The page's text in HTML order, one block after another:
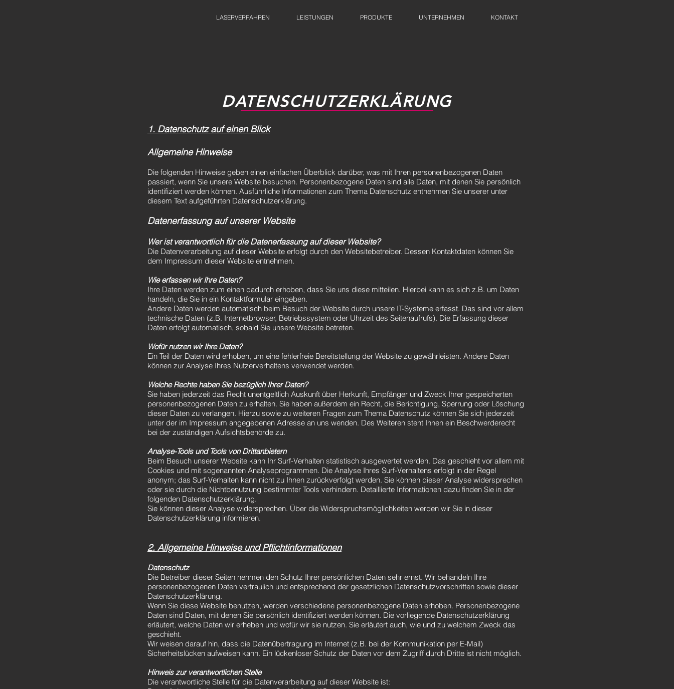
LASERVERFAHREN LEISTUNGEN PRODUKTE UNTERNEHMEN KONTAKT
DATENSCHUTZERKLÄRUNG
1. Datenschutz auf einen Blick
Allgemeine Hinweise
Die folgenden Hinweise geben einen einfachen Überblick darüber, was mit Ihren personenbezogenen Daten
passiert, wenn Sie unsere Website besuchen. Personenbezogene Daten sind alle Daten, mit denen Sie persönlich
identifiziert werden können. Ausführliche Informationen zum Thema Datenschutz entnehmen Sie unserer unter
diesem Text aufgeführten Datenschutzerklärung.
Datenerfassung auf unserer Website
Wer ist verantwortlich für die Datenerfassung auf dieser Website?
Die Datenverarbeitung auf dieser Website erfolgt durch den Websitebetreiber. Dessen Kontaktdaten können Sie
dem Impressum dieser Website entnehmen.
Wie erfassen wir Ihre Daten?
Ihre Daten werden zum einen dadurch erhoben, dass Sie uns diese mitteilen. Hierbei kann es sich z.B. um Daten
handeln, die Sie in ein Kontaktformular eingeben.
Andere Daten werden automatisch beim Besuch der Website durch unsere IT-Systeme erfasst. Das sind vor allem
technische Daten (z.B. Internetbrowser, Betriebssystem oder Uhrzeit des Seitenaufrufs). Die Erfassung dieser
Daten erfolgt automatisch, sobald Sie unsere Website betreten.
Wofür nutzen wir Ihre Daten?
Ein Teil der Daten wird erhoben, um eine fehlerfreie Bereitstellung der Website zu gewährleisten. Andere Daten
können zur Analyse Ihres Nutzerverhaltens verwendet werden.
Welche Rechte haben Sie bezüglich Ihrer Daten?
Sie haben jederzeit das Recht unentgeltlich Auskunft über Herkunft, Empfänger und Zweck Ihrer gespeicherten
personenbezogenen Daten zu erhalten. Sie haben außerdem ein Recht, die Berichtigung, Sperrung oder Löschung
dieser Daten zu verlangen. Hierzu sowie zu weiteren Fragen zum Thema Datenschutz können Sie sich jederzeit
unter der im Impressum angegebenen Adresse an uns wenden. Des Weiteren steht Ihnen ein Beschwerderecht
bei der zuständigen Aufsichtsbehörde zu.
Analyse-Tools und Tools von Drittanbietern
Beim Besuch unserer Website kann Ihr Surf-Verhalten statistisch ausgewertet werden. Das geschieht vor allem mit
Cookies und mit sogenannten Analyseprogrammen. Die Analyse Ihres Surf-Verhaltens erfolgt in der Regel
anonym; das Surf-Verhalten kann nicht zu Ihnen zurückverfolgt werden. Sie können dieser Analyse widersprechen
oder sie durch die Nichtbenutzung bestimmter Tools verhindern. Detaillierte Informationen dazu finden Sie in der
folgenden Datenschutzerklärung.
Sie können dieser Analyse widersprechen. Über die Widerspruchsmöglichkeiten werden wir Sie in dieser
Datenschutzerklärung informieren.
2. Allgemeine Hinweise und Pflichtinformationen
Datenschutz
Die Betreiber dieser Seiten nehmen den Schutz Ihrer persönlichen Daten sehr ernst. Wir behandeln Ihre
personenbezogenen Daten vertraulich und entsprechend der gesetzlichen Datenschutzvorschriften sowie dieser
Datenschutzerklärung.
Wenn Sie diese Website benutzen, werden verschiedene personenbezogene Daten erhoben. Personenbezogene
Daten sind Daten, mit denen Sie persönlich identifiziert werden können. Die vorliegende Datenschutzerklärung
erläutert, welche Daten wir erheben und wofür wir sie nutzen. Sie erläutert auch, wie und zu welchem Zweck das
geschieht.
Wir weisen darauf hin, dass die Datenübertragung im Internet (z.B. bei der Kommunikation per E-Mail)
Sicherheitslücken aufweisen kann. Ein lückenloser Schutz der Daten vor dem Zugriff durch Dritte ist nicht möglich.
Hinweis zur verantwortlichen Stelle
Die verantwortliche Stelle für die Datenverarbeitung auf dieser Website ist: